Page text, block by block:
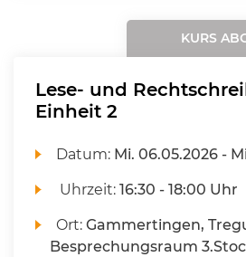
KURS
Lese- und
Einheit 2
Datum: Mi. 06.05.2026 -
Uhrzeit:16:30 - 18:00 Uhr
Ort:Gammertingen,
Besprechungsraum